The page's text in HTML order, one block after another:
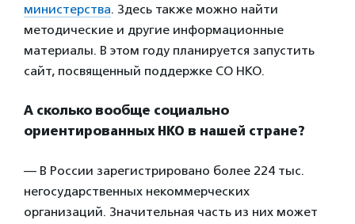
министерства. Здесь также можно найти
методические и другие информационные
материалы. В этом году планируется запустить
сайт, посвященный поддержке СО НКО.
А сколько вообще социально
ориентированных НКО в нашей стране?
— В России зарегистрировано более 224 тыс.
негосударственных некоммерческих
организаций. Значительная часть из них может